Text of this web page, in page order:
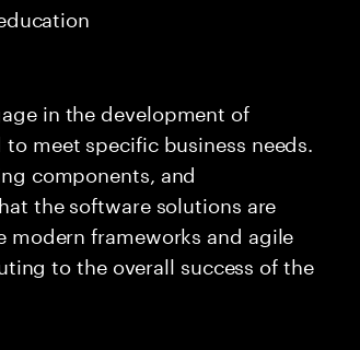
in the development of
meet specific business needs.
components, and
the software solutions are
frameworks and agile
to the overall success of the